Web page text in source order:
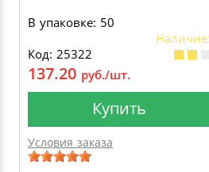
В упаковке: 50
Наличие:
Код: 25322
137.20 руб./шт.
Купить
Условия заказа